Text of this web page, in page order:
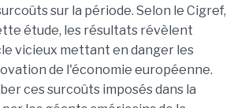
sur la période. Selon le Cigref,
étude, les résultats révèlent
vicieux mettant en danger les
de l'économie européenne.
ces surcoûts imposés dans la